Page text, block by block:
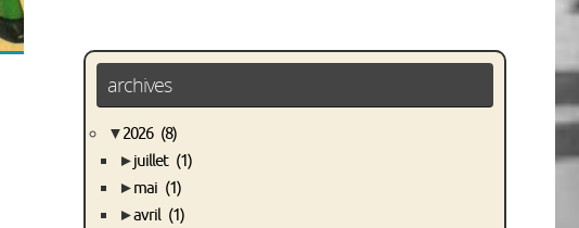
archives
▼2026 (8)
►juillet (1)
►mai (1)
►avril (1)